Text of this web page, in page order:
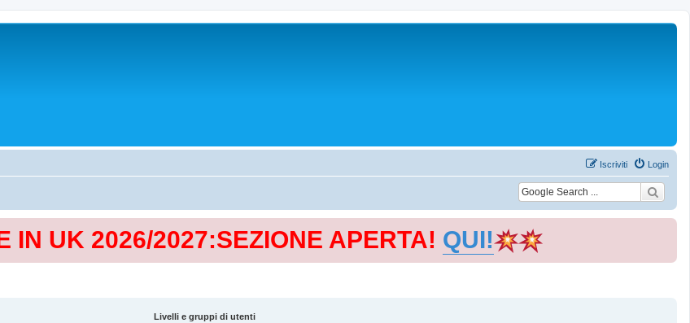
Login
Iscriviti
IN UK 2026/2027:SEZIONE APERTA! QUI!
Livelli e gruppi di utenti